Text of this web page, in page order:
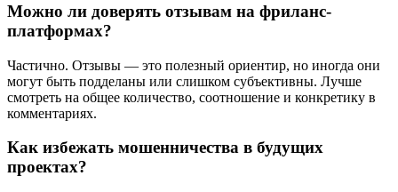
Можно ли доверять отзывам на фриланс-
платформах?
Частично. Отзывы — это полезный ориентир, но иногда они
могут быть подделаны или слишком субъективны. Лучше
смотреть на общее количество, соотношение и конкретику в
комментариях.
Как избежать мошенничества в будущих
проектах?